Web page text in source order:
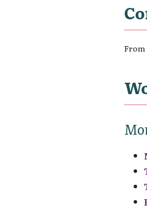
From